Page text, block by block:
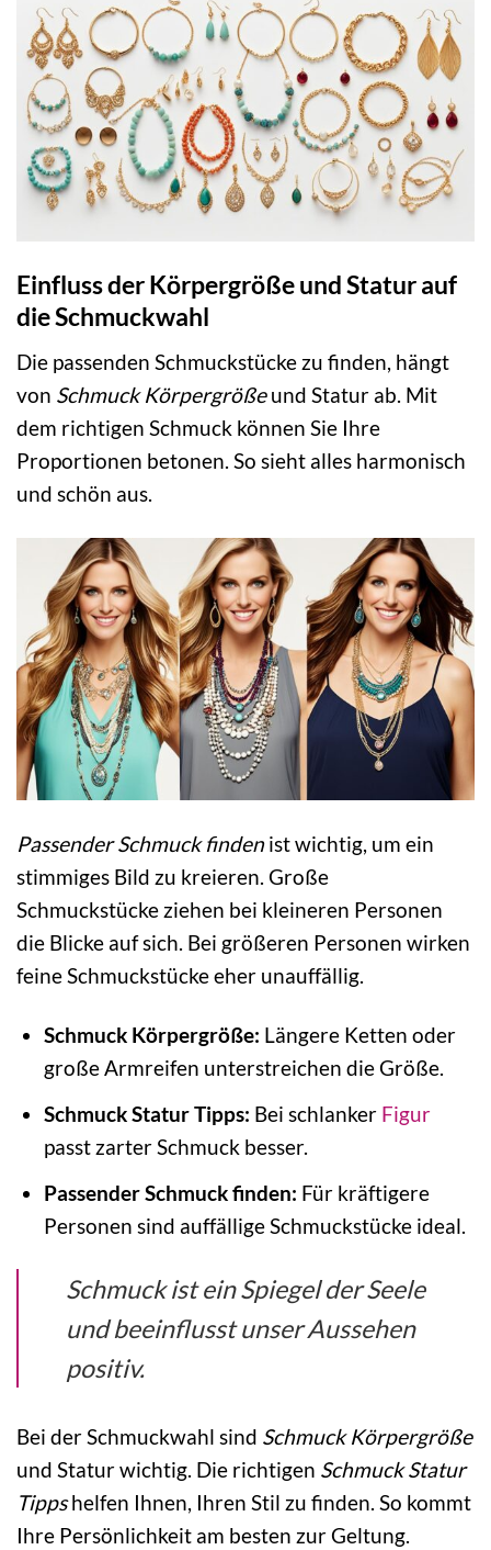
Einfluss der Körpergröße und Statur auf
die Schmuckwahl
Die passenden Schmuckstücke zu finden, hängt
von Schmuck Körpergrößeund Statur ab. Mit
dem richtigen Schmuck können Sie Ihre
Proportionen betonen. So sieht alles harmonisch
und schön aus.
Passender Schmuck findenist wichtig, um ein
stimmiges Bild zu kreieren. Große
Schmuckstücke ziehen bei kleineren Personen
die Blicke auf sich. Bei größeren Personen wirken
feine Schmuckstücke eher unauffällig.
Schmuck Körpergröße: Längere Ketten oder
große Armreifen unterstreichen die Größe.
Schmuck Statur Tipps: Bei schlanker Figur
passt zarter Schmuck besser.
Passender Schmuck finden: Für kräftigere
Personen sind auffällige Schmuckstücke ideal.
Schmuck ist ein Spiegel der Seele
und beeinflusst unser Aussehen
positiv.
Bei der Schmuckwahl sind Schmuck Körpergröße
und Statur wichtig. Die richtigen Schmuck Statur
Tippshelfen Ihnen, Ihren Stil zu finden. So kommt
Ihre Persönlichkeit am besten zur Geltung.